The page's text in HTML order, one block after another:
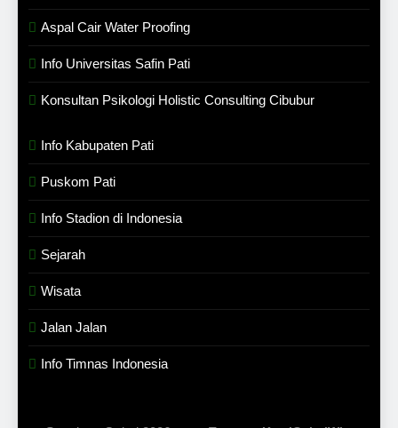
Aspal Cair Water Proofing
Info Universitas Safin Pati
Konsultan Psikologi Holistic Consulting Cibubur
Info Kabupaten Pati
Puskom Pati
Info Stadion di Indonesia
Sejarah
Wisata
Jalan Jalan
Info Timnas Indonesia